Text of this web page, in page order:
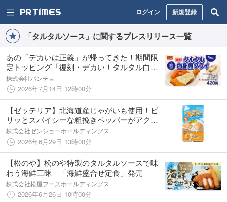
ログイン 新規登録
「タルタルソース」に関するプレスリリース一覧
あの「デカいは正義」が帰ってきた！期間限
定トッピング「復刻・デカい！タルタル白身
魚フライ」を2026年7月16日（木）より発売
株式会社パンチョ
2026年7月14日 12時00分
【ゼッテリア】北海道産じゃがいも使用！ピ
リッとスパイシーな粗挽きペッパーがアクセ
ント！ ゼッテリアが「ジャーマンポテトパ
イ」を発売
株式会社ゼンショーホールディングス
2026年6月29日 13時00分
【松のや】松のや特製のタルタルソースで味
わう海鮮三昧 「海鮮盛合せ定食」発売
株式会社松屋フーズホールディングス
2026年6月26日 10時00分